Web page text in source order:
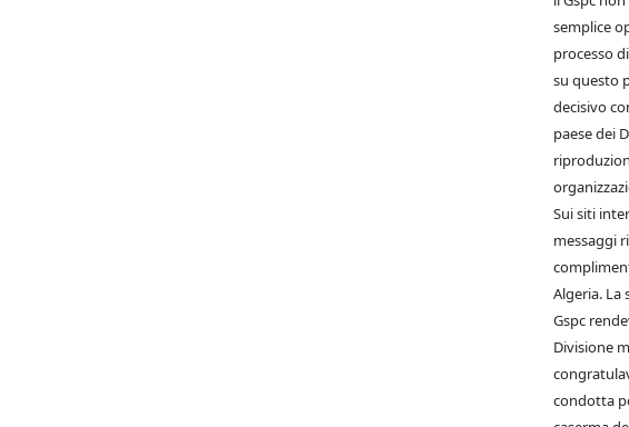
semplice
processo
su questo
decisivo
paese dei
Sui siti
messaggi
Algeria. La
Gspc
Divisione
condotta